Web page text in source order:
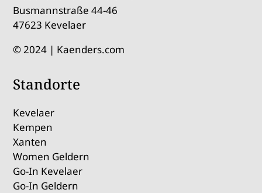
Busmannstraße 44-46
47623 Kevelaer
© 2024 | Kaenders.com
Standorte
Kevelaer
Kempen
Xanten
Women Geldern
Go-In Kevelaer
Go-In Geldern